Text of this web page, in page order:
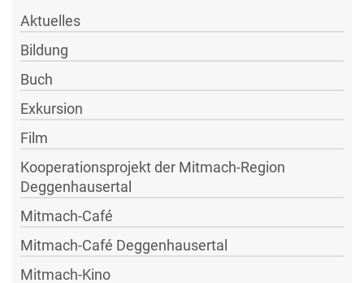
Aktuelles
Bildung
Buch
Exkursion
Film
Kooperationsprojekt der Mitmach-Region
Deggenhausertal
Mitmach-Café
Mitmach-Café Deggenhausertal
Mitmach-Kino